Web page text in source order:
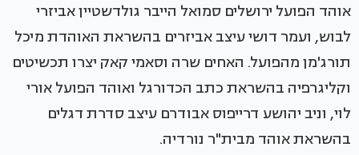
אוהד הפועל ירושלים סמואל הייבר גולדשטיין אביזרי
לבוש, ועמר דושי עיצב אביזרים בהשראת האוהדת מיכל
תורג'מן מהפועל. האחים שרה וסאמי קאק יצרו תכשיטים
וקליגרפיה בהשראת כתב הכדורגל ואוהד הפועל אורי
לוי, וניב יהושע דרייפוס אבודרם עיצב סדרת דגלים
בהשראת אוהד מבית"ר נורדיה.